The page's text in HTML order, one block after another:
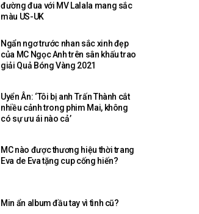
đường đua với MV Lalala mang sắc
màu US-UK
Ngẩn ngơ trước nhan sắc xinh đẹp
của MC Ngọc Anh trên sân khấu trao
giải Quả Bóng Vàng 2021
Uyển Ân: ‘Tôi bị anh Trấn Thành cắt
nhiều cảnh trong phim Mai, không
có sự ưu ái nào cả’
MC nào được thương hiệu thời trang
Eva de Eva tặng cup cống hiến?
Min ẩn album đầu tay vì tình cũ?